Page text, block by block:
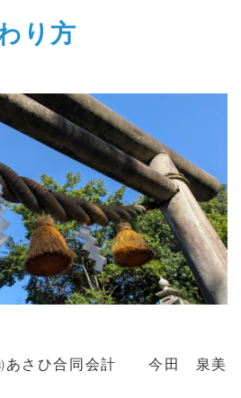
り方
あさひ合同会計 今田 泉美